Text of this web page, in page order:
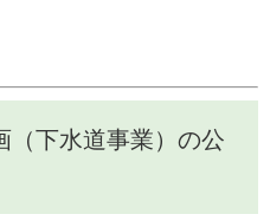
（下水道事業）の公